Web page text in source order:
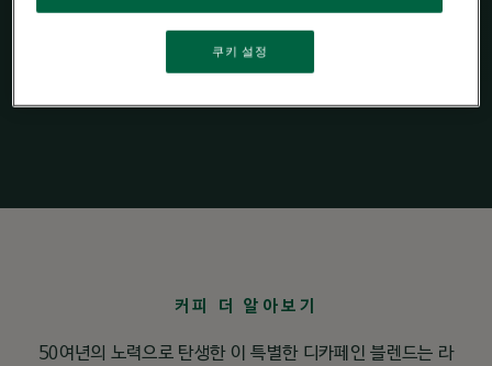
커피 더 알아보기
50여년의 노력으로 탄생한 이 특별한 디카페인 블렌드는 라
쿠키 설정